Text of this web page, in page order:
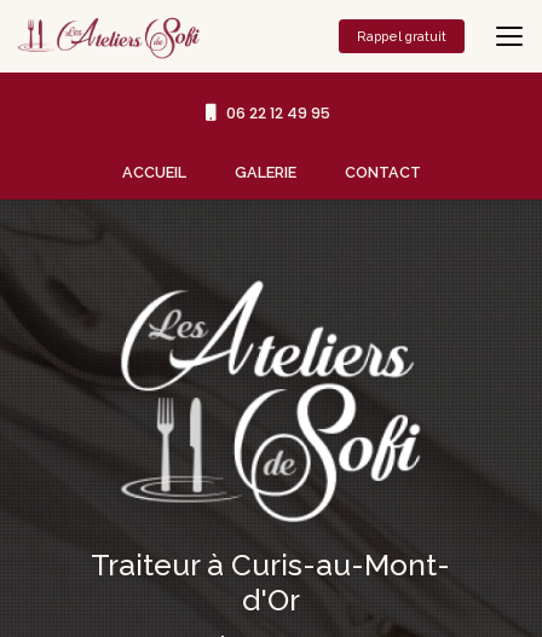
contenu
principal
06 22 12 49 95
ACCUEIL GALERIE CONTACT
Rappel gratuit
Traiteur à Curis-au-Mont-
d'Or